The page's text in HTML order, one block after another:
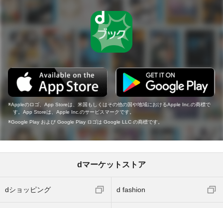
Appleのロゴ、App Storeは、米国もしくはその他の国や地域におけるApple Inc.の商標で
す。App Storeは、Apple Inc.のサービスマークです。
Google Play および Google Play ロゴは Google LLC の商標です。
dマーケットストア
dショッピング d fashion